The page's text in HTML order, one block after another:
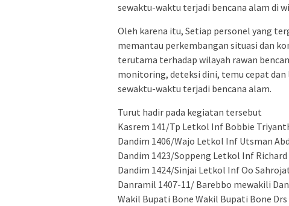
sewaktu-waktu terjadi bencana alam di
Oleh karena itu, Setiap personel yang
memantau perkembangan situasi dan
terutama terhadap wilayah rawan
monitoring, deteksi dini, temu cepat dan
sewaktu-waktu terjadi bencana alam.
Turut hadir pada kegiatan tersebut
Kasrem 141/Tp Letkol Inf Bobbie
Dandim 1406/Wajo Letkol Inf Utsman
Dandim 1423/Soppeng Letkol Inf
Dandim 1424/Sinjai Letkol Inf Oo
Danramil 1407-11/ Barebbo mewakili
Wakil Bupati Bone Wakil Bupati Bone Drs